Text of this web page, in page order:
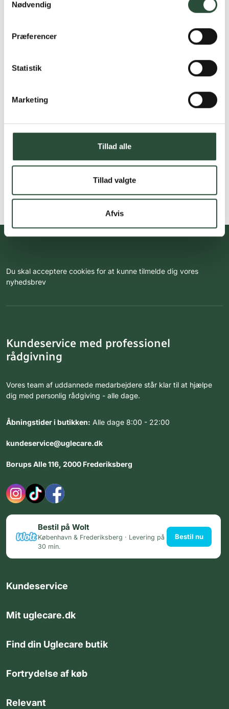
Nødvendig
Præferencer
Statistik
Marketing
Tillad alle
Tillad valgte
Afvis
Du skal acceptere cookies for at kunne tilmelde dig vores
nyhedsbrev
Kundeservice med professionel
rådgivning
Vores team af uddannede medarbejdere står klar til at hjælpe
dig med personlig rådgiving - alle dage.
Åbningstider i butikken: Alle dage 8:00 - 22:00
kundeservice@uglecare.dk
Borups Alle 116, 2000 Frederiksberg
Bestil på Wolt
København & Frederiksberg · Levering på
30 min.
Bestil nu
Kundeservice
Mit uglecare.dk
Find din Uglecare butik
Fortrydelse af køb
Relevant